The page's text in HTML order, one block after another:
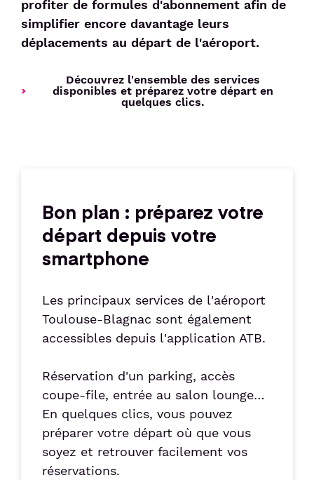
profiter de formules d'abonnement afin de
simplifier encore davantage leurs
déplacements au départ de l'aéroport.
Découvrez l'ensemble des services
disponibles et préparez votre départ en
quelques clics.
Bon plan : préparez votre
départ depuis votre
smartphone
Les principaux services de l'aéroport
Toulouse-Blagnac sont également
accessibles depuis l'application ATB.
Réservation d'un parking, accès
coupe-file, entrée au salon lounge…
En quelques clics, vous pouvez
préparer votre départ où que vous
soyez et retrouver facilement vos
réservations.